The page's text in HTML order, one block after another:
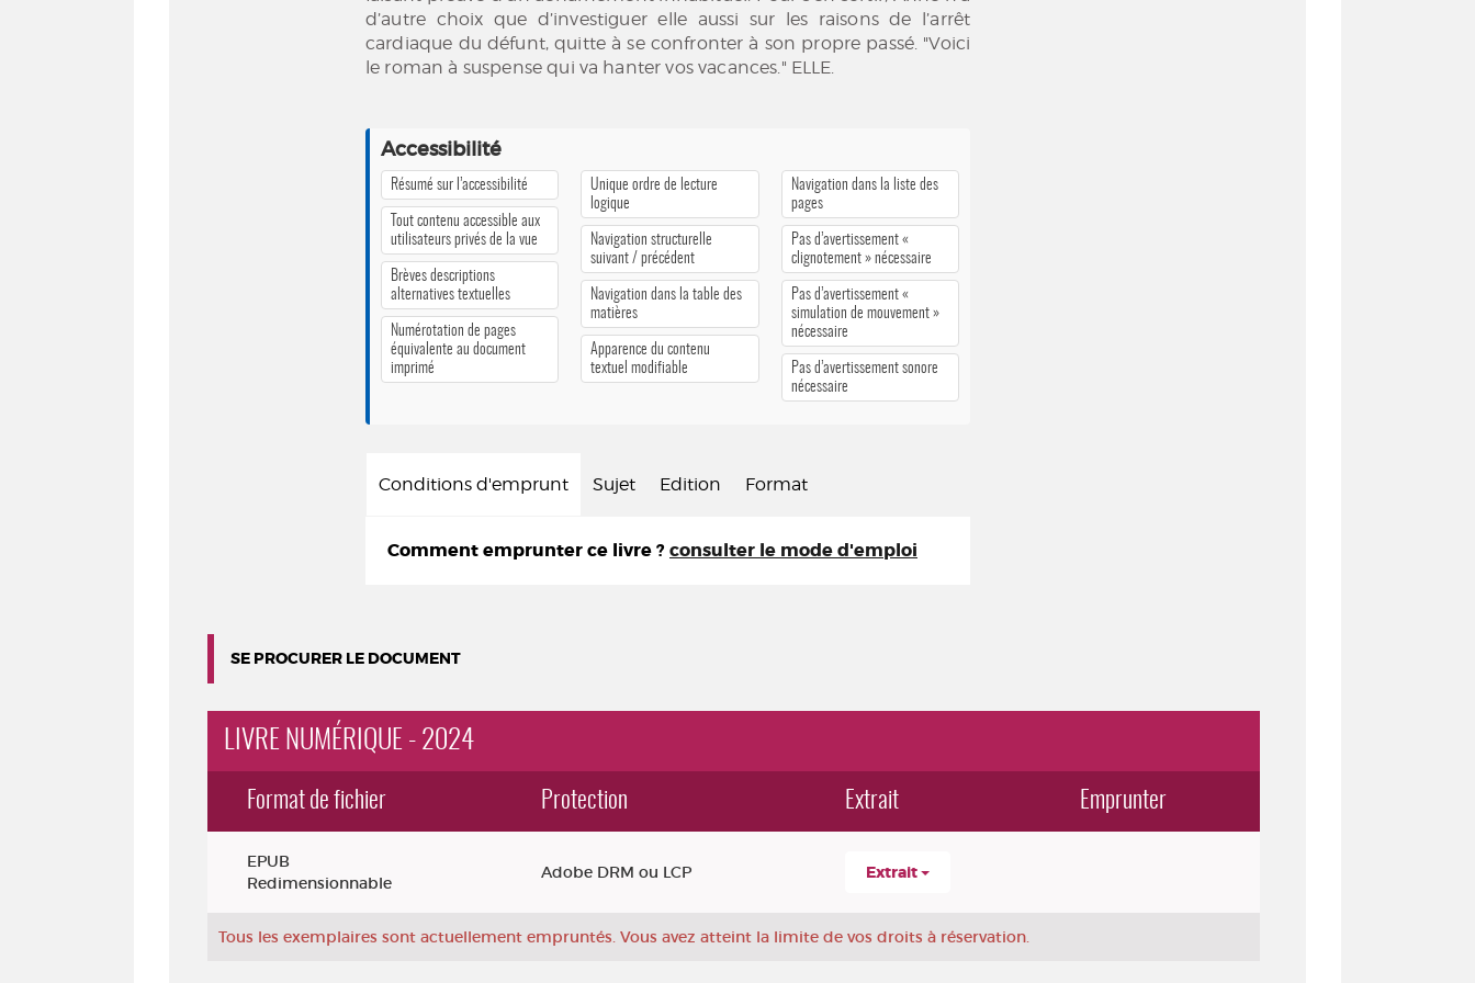
d’autre choix que d’investiguer elle aussi sur les raisons de l’arrêt
cardiaque du défunt, quitte à se confronter à son propre passé. "Voici
le roman à suspense qui va hanter vos vacances." ELLE.
Accessibilité
Résumé sur l’accessibilité
Tout contenu accessible aux
utilisateurs privés de la vue
Brèves descriptions
alternatives textuelles
Numérotation de pages
équivalente au document
imprimé
Unique ordre de lecture
logique
Navigation structurelle
suivant / précédent
Navigation dans la table des
matières
Apparence du contenu
textuel modifiable
Navigation dans la liste des
pages
Pas d’avertissement «
clignotement » nécessaire
Pas d’avertissement «
simulation de mouvement »
nécessaire
Pas d’avertissement sonore
nécessaire
Conditions d'emprunt Sujet Edition Format
Comment emprunter ce livre ? consulter le mode d'emploi
SE PROCURER LE DOCUMENT
LIVRE NUMÉRIQUE - 2024
Format de fichier Protection Extrait Emprunter
EPUB
Redimensionnable
Adobe DRM ou LCP Extrait
Tous les exemplaires sont actuellement empruntés. Vous avez atteint la limite de vos droits à réservation.